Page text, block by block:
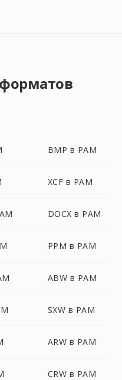
BMP в PAM
XCF в PAM
DOCX в PAM
PPM в PAM
ABW в PAM
SXW в PAM
ARW в PAM
CRW в PAM